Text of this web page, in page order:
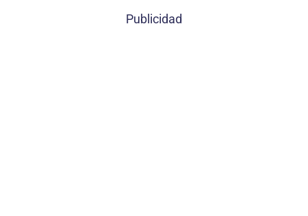
Publicidad